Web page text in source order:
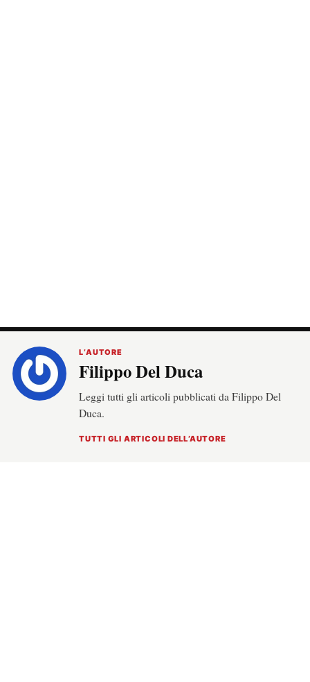
L’AUTORE
Filippo Del Duca
Leggi tutti gli articoli pubblicati da Filippo Del
Duca.
TUTTI GLI ARTICOLI DELL’AUTORE